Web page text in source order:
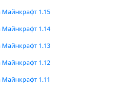
Майнкрафт 1.15
Майнкрафт 1.14
Майнкрафт 1.13
Майнкрафт 1.12
Майнкрафт 1.11